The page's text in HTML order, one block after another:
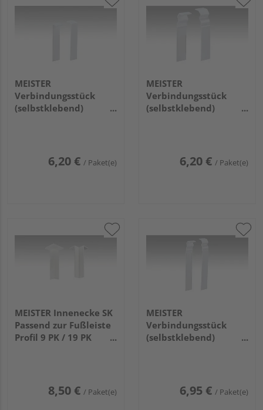
MEISTER
Verbindungsstück
(selbstklebend)
6,20 € / Paket(e)
MEISTER
Verbindungsstück
(selbstklebend)
6,20 € / Paket(e)
MEISTER Innenecke SK
Passend zur Fußleiste
Profil 9 PK / 19 PK
8,50 € / Paket(e)
MEISTER
Verbindungsstück
(selbstklebend)
6,95 € / Paket(e)